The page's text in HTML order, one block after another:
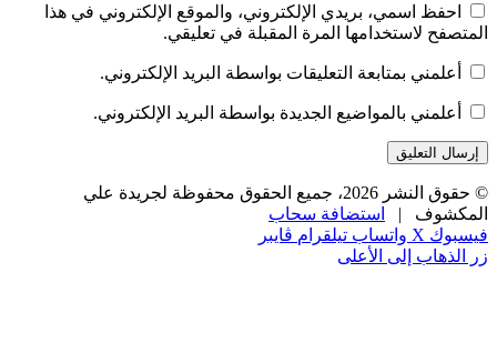
احفظ اسمي، بريدي الإلكتروني، والموقع الإلكتروني في هذا
المتصفح لاستخدامها المرة المقبلة في تعليقي.
أعلمني بمتابعة التعليقات بواسطة البريد الإلكتروني.
أعلمني بالمواضيع الجديدة بواسطة البريد الإلكتروني.
© حقوق النشر 2026، جميع الحقوق محفوظة لجريدة علي
المكشوف |
استضافة سحاب
فيسبوك ‫X واتساب تيلقرام ڤايبر
زر الذهاب إلى الأعلى